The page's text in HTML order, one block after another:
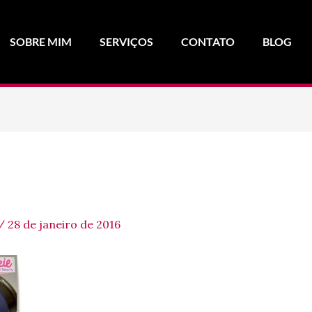
SOBRE MIM SERVIÇOS CONTATO BLOG
/ 28 de janeiro de 2016